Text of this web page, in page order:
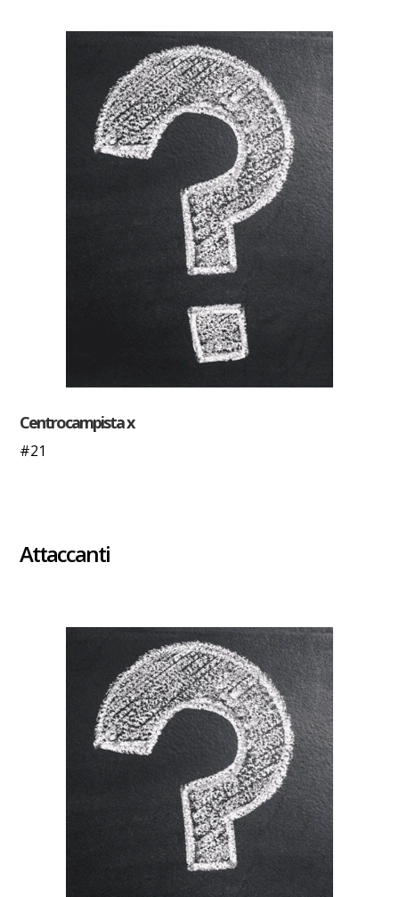
Centrocampista x
#21
Attaccanti